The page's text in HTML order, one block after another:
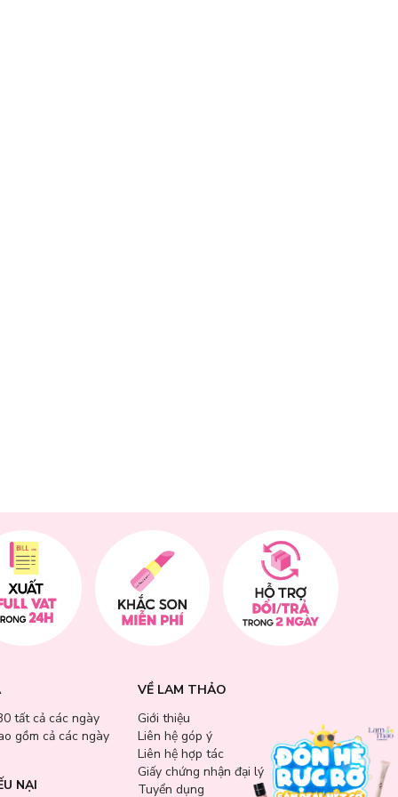
tất cả các ngày
gồm cả các ngày
NẠI
VỀ LAM THẢO
Giới thiệu
Liên hệ góp ý
Liên hệ hợp tác
Giấy chứng nhận đại lý
Tuyển dụng